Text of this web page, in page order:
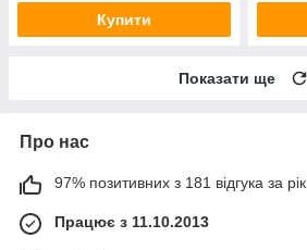
Купити
Показати ще
Про нас
97% позитивних з 181 відгука за рік
Працює з 11.10.2013